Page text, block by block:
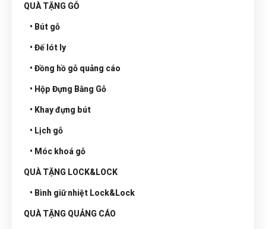
QUÀ TẶNG GỖ
• Bút gỗ
• Đế lót ly
• Đồng hồ gỗ quảng cáo
• Hộp Đựng Bằng Gỗ
• Khay đựng bút
• Lịch gỗ
• Móc khoá gỗ
QUÀ TẶNG LOCK&LOCK
• Bình giữ nhiệt Lock&Lock
QUÀ TẶNG QUẢNG CÁO